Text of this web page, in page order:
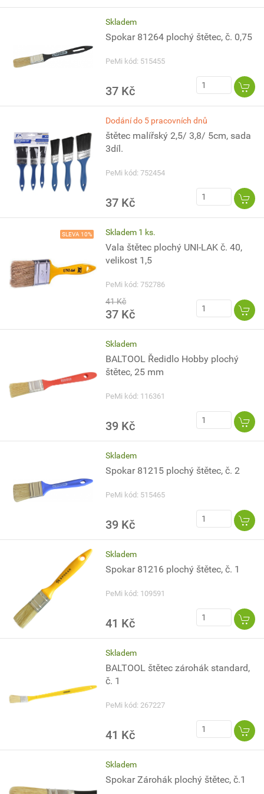
Skladem
Spokar 81264 plochý štětec, č. 0,75
PeMi kód: 515455
37 Kč
Dodání do 5 pracovních dnů
štětec malířský 2,5/ 3,8/ 5cm, sada
3díl.
PeMi kód: 752454
37 Kč
SLEVA 10% Skladem 1 ks.
Vala štětec plochý UNI-LAK č. 40,
velikost 1,5
PeMi kód: 752786
41 Kč
37 Kč
Skladem
BALTOOL Ředidlo Hobby plochý
štětec, 25 mm
PeMi kód: 116361
39 Kč
Skladem
Spokar 81215 plochý štětec, č. 2
PeMi kód: 515465
39 Kč
Skladem
Spokar 81216 plochý štětec, č. 1
PeMi kód: 109591
41 Kč
Skladem
BALTOOL štětec zárohák standard,
č. 1
PeMi kód: 267227
41 Kč
Skladem
Spokar Zárohák plochý štětec, č.1